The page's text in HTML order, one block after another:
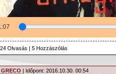
Olvasás | 5 Hozzászólás
| Időpont: 2016.10.30. 00:54